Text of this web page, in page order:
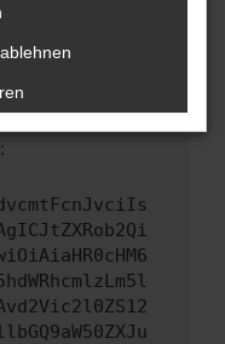
Schritte versucht
werden
Du kannst
uns bei der